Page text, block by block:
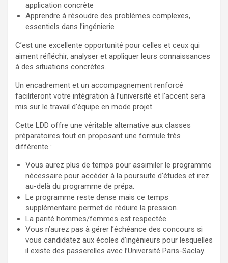
application concrète
Apprendre à résoudre des problèmes complexes,
essentiels dans l’ingénierie
C’est une excellente opportunité pour celles et ceux qui
aiment réfléchir, analyser et appliquer leurs connaissances
à des situations concrètes.
Un encadrement et un accompagnement renforcé
faciliteront votre intégration à l’université et l’accent sera
mis sur le travail d’équipe en mode projet.
Cette LDD offre une véritable alternative aux classes
préparatoires tout en proposant une formule très
différente :
Vous aurez plus de temps pour assimiler le programme
nécessaire pour accéder à la poursuite d’études et irez
au-delà du programme de prépa.
Le programme reste dense mais ce temps
supplémentaire permet de réduire la pression.
La parité hommes/femmes est respectée.
Vous n’aurez pas à gérer l’échéance des concours si
vous candidatez aux écoles d’ingénieurs pour lesquelles
il existe des passerelles avec l’Université Paris-Saclay.